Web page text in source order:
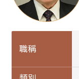
職稱